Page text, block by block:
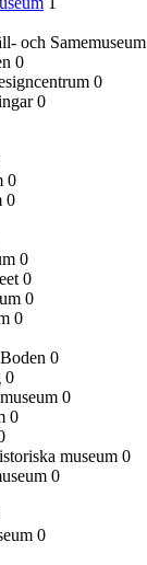
och Samemuseum
0
0
0
0
0
0
0
0
0
0
0
0
0
museum 0
0
0